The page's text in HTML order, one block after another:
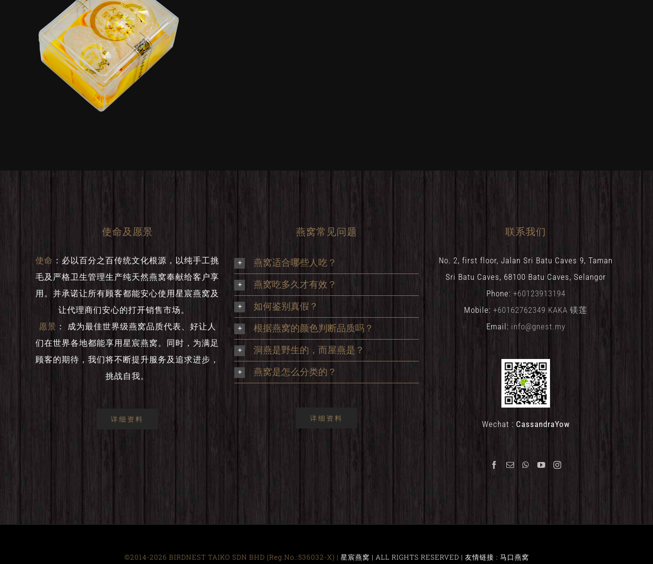
使命及愿景
使命 ： 必以百分之百传统文化根源，以纯手工挑
毛及严格卫生管理生产纯天然燕窝奉献给客户享
用。并承诺让所有顾客都能安心使用星宸燕窝及
让代理商们安心的打开销售市场。
愿景 ：
成为最佳世界级燕窝品质代表、好让人
们在世界各地都能享用星宸燕窝。同时，为满足
顾客的期待，我们将不断提升服务及追求进步，
挑战自我。
详细资料
燕窝常见问题
燕窝适合哪些人吃？
燕窝吃多久才有效？
如何鉴别真假？
根据燕窝的颜色判断品质吗？
洞燕是野生的，而屋燕是？
燕窝是怎么分类的？
详细资料
联系我们
No. 2, first floor, Jalan Sri Batu Caves 9, Taman
Sri Batu Caves, 68100 Batu Caves, Selangor
Phone: +60123913194
Mobile: +60162762349 KAKA 镁莲
Email: info@gnest.my
Wechat : CassandraYow
©2014-2026 BIRDNEST TAIKO SDN BHD (Reg.No.:536032-X) | 星宸燕窝 | ALL RIGHTS RESERVED | 友情链接 : 马口燕窝